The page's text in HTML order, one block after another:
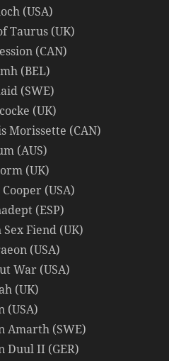
(USA)
Taurus (UK)
(CAN)
(BEL)
(SWE)
(UK)
Morissette (CAN)
(AUS)
(UK)
(USA)
(ESP)
Fiend (UK)
(USA)
War (USA)
(UK)
(USA)
Amarth (SWE)
Duul II (GER)